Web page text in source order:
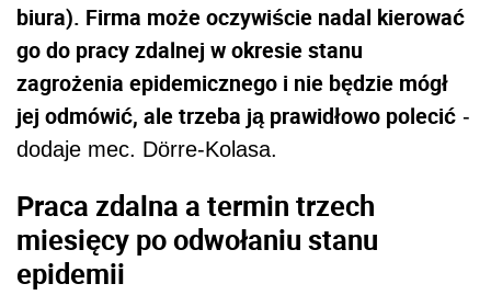
biura). Firma może oczywiście nadal kierować
go do pracy zdalnej w okresie stanu
zagrożenia epidemicznego i nie będzie mógł
jej odmówić, ale trzeba ją prawidłowo polecić -
dodaje mec. Dörre-Kolasa.
Praca zdalna a termin trzech
miesięcy po odwołaniu stanu
epidemii